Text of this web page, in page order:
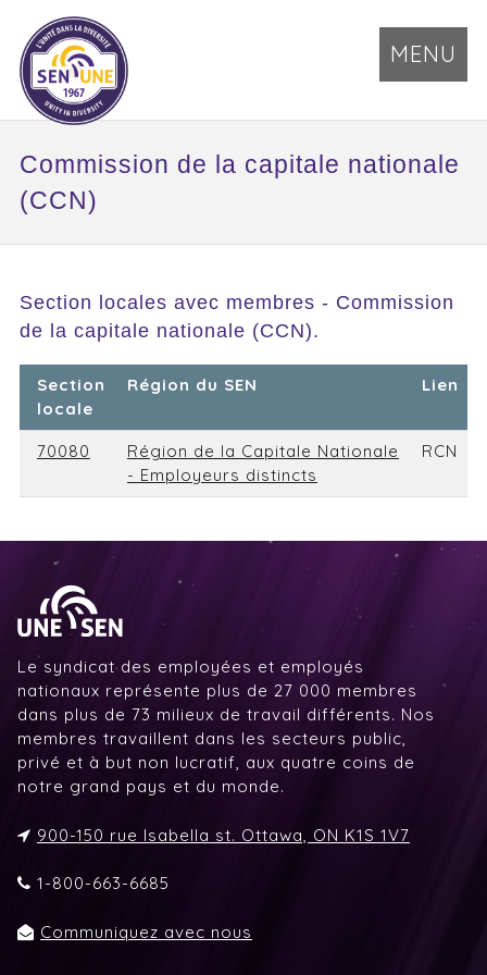
MENU
Commission de la capitale nationale
(CCN)
Section locales avec membres - Commission
de la capitale nationale (CCN).
Section
locale
Région du SEN Lien
70080
Région de la Capitale Nationale
- Employeurs distincts
RCN
Le syndicat des employées et employés
nationaux représente plus de 27 000 membres
dans plus de 73 milieux de travail différents. Nos
membres travaillent dans les secteurs public,
privé et à but non lucratif, aux quatre coins de
notre grand pays et du monde.
900-150 rue Isabella st. Ottawa, ON K1S 1V7
1-800-663-6685
Communiquez avec nous